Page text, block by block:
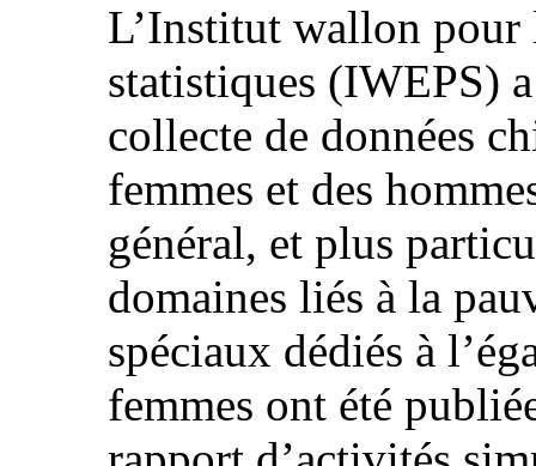
L’Institut wallon pour
statistiques (IWEPS)
collecte de données
femmes et des
général, et plus
domaines liés à la
spéciaux dédiés à
femmes ont été